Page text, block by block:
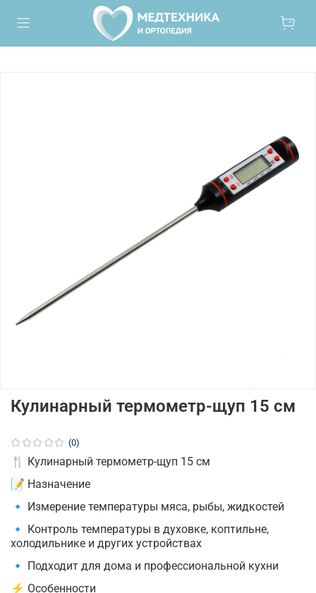
(0)
Кулинарный термометр-щуп 15 см
🍴 Кулинарный термометр-щуп 15 см
📝 Назначение
🔹 Измерение температуры мяса, рыбы, жидкостей
🔹 Контроль температуры в духовке, коптильне,
холодильнике и других устройствах
🔹 Подходит для дома и профессиональной кухни
⚡ Особенности